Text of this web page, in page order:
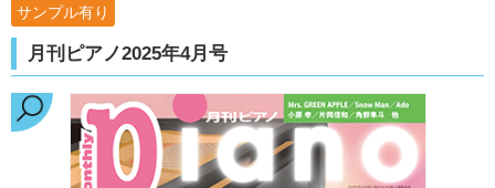
サンプル有り
月刊ピアノ2025年4月号